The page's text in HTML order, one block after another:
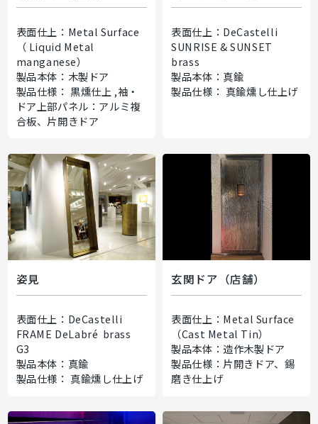
表面仕上：Metal Surface
（ Liquid Metal
manganese）
製品本体：木製ドア
製品仕様： 黒燻仕上 ,袖・
ドア上部パネル：アルミ複
合板、片開きドア
表面仕上：DeCastelli
SUNRISE & SUNSET
brass
製品本体：真鍮
製品仕様： 真鍮燻し仕上げ
姿見
表面仕上：DeCastelli
FRAME DeLabré brass
G3
製品本体：真鍮
製品仕様： 真鍮燻し仕上げ
玄関ドア（店舗）
表面仕上：Metal Surface
（Cast Metal Tin）
製品本体：造作木製ドア
製品仕様：片開きドア、錫
磨き仕上げ